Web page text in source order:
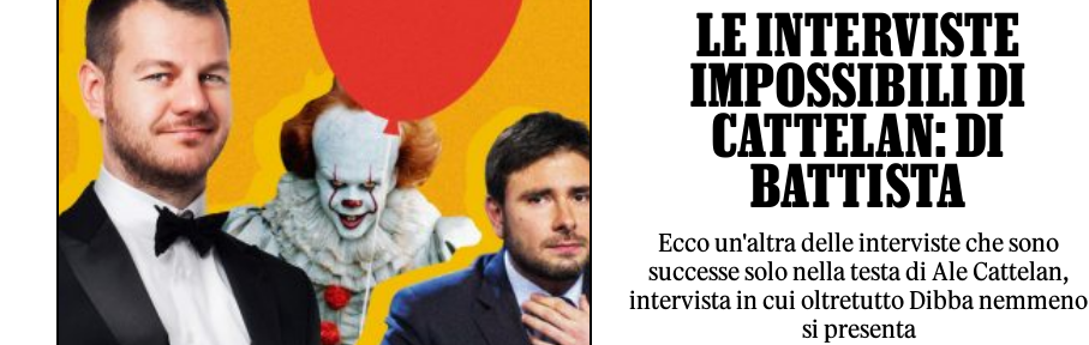
LE INTERVISTE
IMPOSSIBILI DI
CATTELAN: DI
BATTISTA
Ecco un'altra delle interviste che sono
successe solo nella testa di Ale Cattelan,
intervista in cui oltretutto Dibba nemmeno
si presenta